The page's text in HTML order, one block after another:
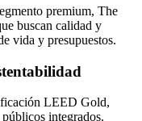
premium, The
buscan calidad y
vida y presupuestos.
LEED Gold,
integrados.